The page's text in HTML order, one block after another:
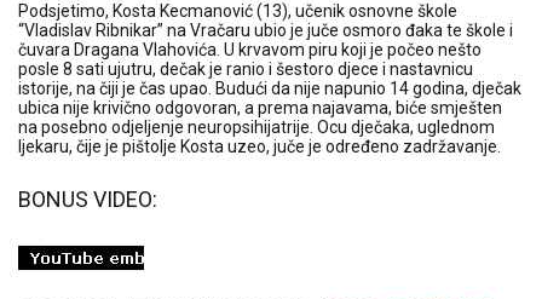
Podsjetimo, Kosta Kecmanović (13), učenik osnovne škole
“Vladislav Ribnikar” na Vračaru ubio je juče osmoro đaka te škole i
čuvara Dragana Vlahovića. U krvavom piru koji je počeo nešto
posle 8 sati ujutru, dečak je ranio i šestoro djece i nastavnicu
istorije, na čiji je čas upao. Budući da nije napunio 14 godina, dječak
ubica nije krivično odgovoran, a prema najavama, biće smješten
na posebno odjeljenje neuropsihijatrije. Ocu dječaka, uglednom
ljekaru, čije je pištolje Kosta uzeo, juče je određeno zadržavanje.
BONUS VIDEO: